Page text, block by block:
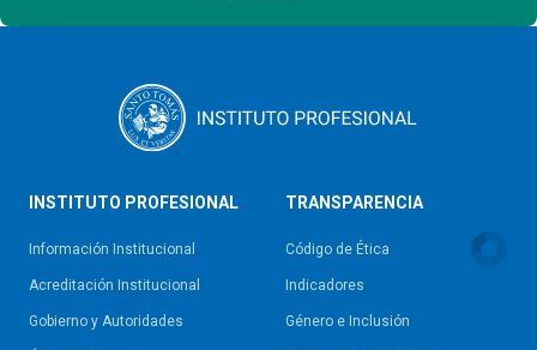
INSTITUTO PROFESIONAL
Información Institucional
Acreditación Institucional
Gobierno y Autoridades​
TRANSPARENCIA
Código de Ética
Indicadores
Género e Inclusión